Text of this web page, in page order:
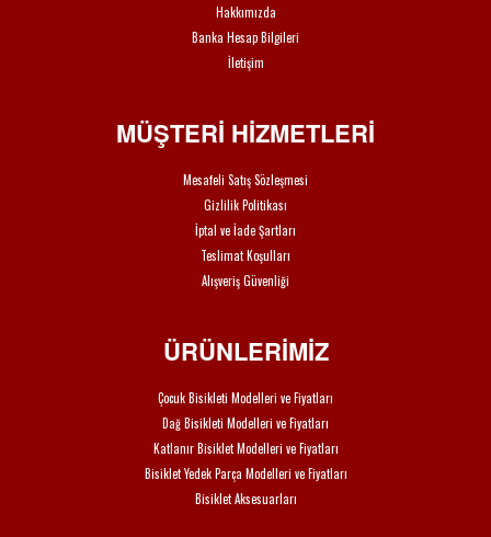
Hakkımızda
Banka Hesap Bilgileri
İletişim
MÜŞTERİ HİZMETLERİ
Mesafeli Satış Sözleşmesi
Gizlilik Politikası
İptal ve İade Şartları
Teslimat Koşulları
Alışveriş Güvenliği
ÜRÜNLERİMİZ
Çocuk Bisikleti Modelleri ve Fiyatları
Dağ Bisikleti Modelleri ve Fiyatları
Katlanır Bisiklet Modelleri ve Fiyatları
Bisiklet Yedek Parça Modelleri ve Fiyatları
Bisiklet Aksesuarları